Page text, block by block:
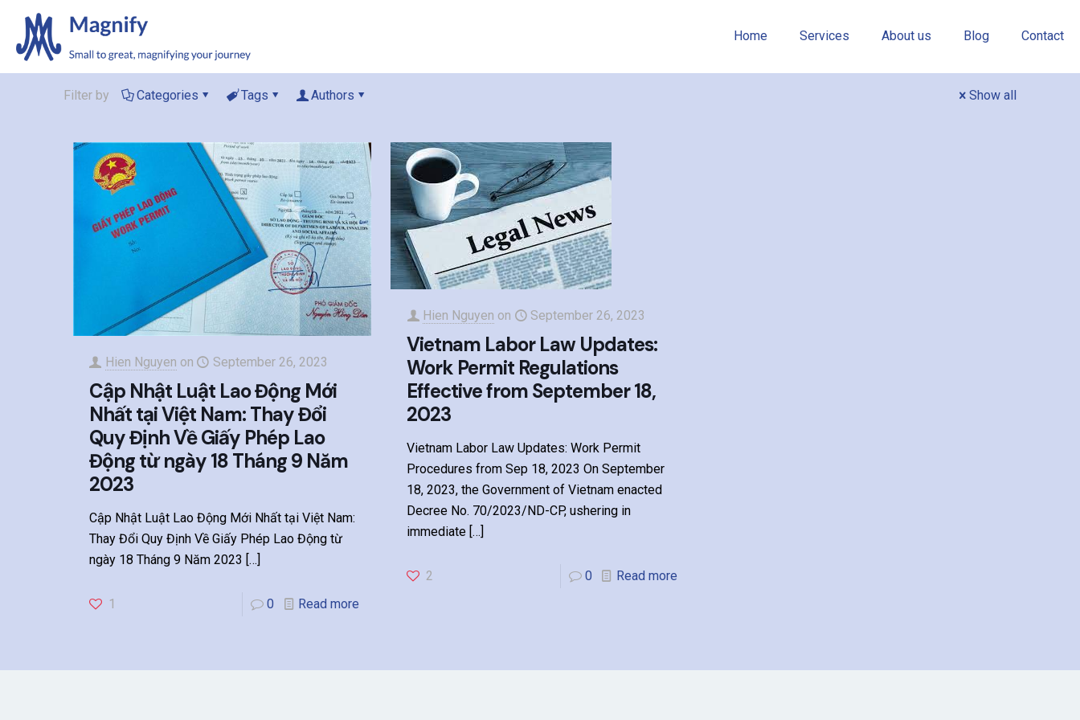
Home Services About us Blog Contact
Filter by Categories Tags Authors Show all
Hien Nguyen on September 26, 2023
Cập Nhật Luật Lao Động Mới
Nhất tại Việt Nam: Thay Đổi
Quy Định Về Giấy Phép Lao
Động từ ngày 18 Tháng 9 Năm
2023
Cập Nhật Luật Lao Động Mới Nhất tại Việt Nam:
Thay Đổi Quy Định Về Giấy Phép Lao Động từ
ngày 18 Tháng 9 Năm 2023 […]
1 0 Read more
Hien Nguyen on September 26, 2023
Vietnam Labor Law Updates:
Work Permit Regulations
Effective from September 18,
2023
Vietnam Labor Law Updates: Work Permit
Procedures from Sep 18, 2023 On September
18, 2023, the Government of Vietnam enacted
Decree No. 70/2023/ND-CP, ushering in
immediate […]
2 0 Read more